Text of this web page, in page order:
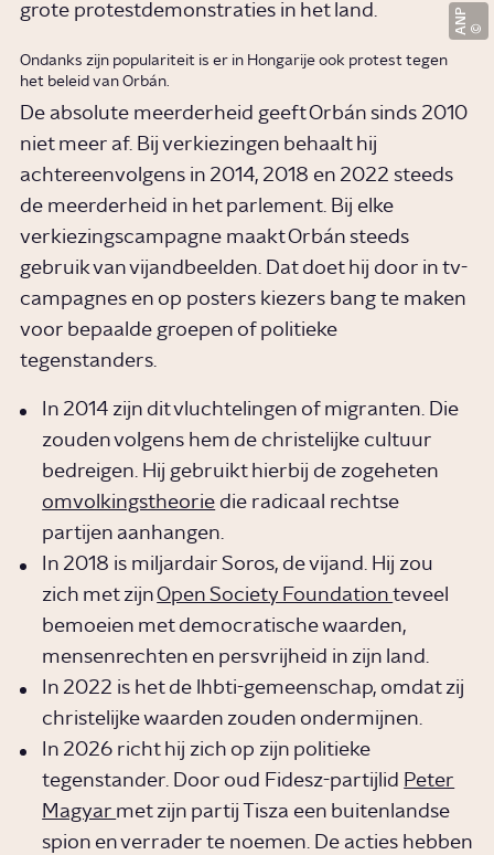
grote protestdemonstraties in het land.
ANP
Ondanks zijn populariteit is er in Hongarije ook protest tegen
het beleid van Orbán.
De absolute meerderheid geeft Orbán sinds 2010
niet meer af. Bij verkiezingen behaalt hij
achtereenvolgens in 2014, 2018 en 2022 steeds
de meerderheid in het parlement. Bij elke
verkiezingscampagne maakt Orbán steeds
gebruik van vijandbeelden. Dat doet hij door in tv-
campagnes en op posters kiezers bang te maken
voor bepaalde groepen of politieke
tegenstanders.
In 2014 zijn dit vluchtelingen of migranten. Die
zouden volgens hem de christelijke cultuur
bedreigen. Hij gebruikt hierbij de zogeheten
omvolkingstheorie die radicaal rechtse
partijen aanhangen.
In 2018 is miljardair Soros, de vijand. Hij zou
zich met zijnOpen Society Foundationteveel
bemoeien met democratische waarden,
mensenrechten en persvrijheid in zijn land.
In 2022 is het de lhbti-gemeenschap, omdat zij
christelijke waarden zouden ondermijnen.
In 2026 richt hij zich op zijn politieke
tegenstander. Door oud Fidesz-partijlid Peter
Magyar met zijn partij Tisza een buitenlandse
spion en verrader te noemen. De acties hebben